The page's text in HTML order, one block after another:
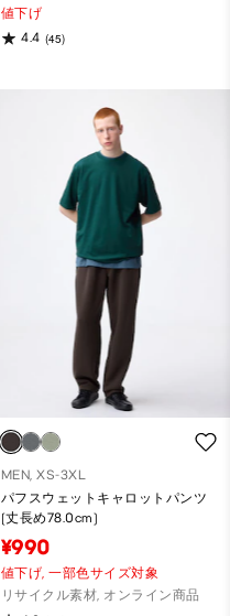
値下げ
4.4 (45)
MEN, XS-3XL
パフスウェットキャロットパンツ
(丈長め78.0cm)
¥990
値下げ,一部色サイズ対象
リサイクル素材, オンライン商品